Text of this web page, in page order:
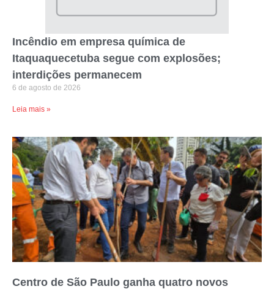
Incêndio em empresa química de
Itaquaquecetuba segue com explosões;
interdições permanecem
6 de agosto de 2026
Leia mais »
Centro de São Paulo ganha quatro novos